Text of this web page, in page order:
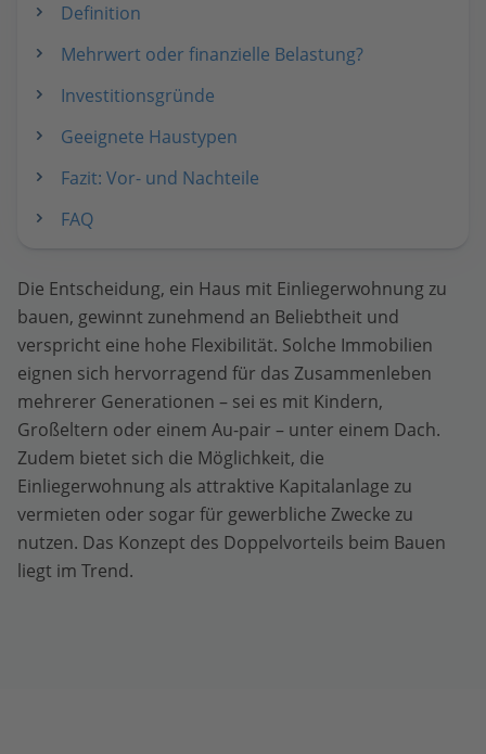
Definition
Mehrwert oder finanzielle Belastung?
Investitionsgründe
Geeignete Haustypen
Fazit: Vor- und Nachteile
FAQ
Die Entscheidung, ein Haus mit Einliegerwohnung zu
bauen, gewinnt zunehmend an Beliebtheit und
verspricht eine hohe Flexibilität. Solche Immobilien
eignen sich hervorragend für das Zusammenleben
mehrerer Generationen – sei es mit Kindern,
Großeltern oder einem Au-pair – unter einem Dach.
Zudem bietet sich die Möglichkeit, die
Einliegerwohnung als attraktive Kapitalanlage zu
vermieten oder sogar für gewerbliche Zwecke zu
nutzen. Das Konzept des Doppelvorteils beim Bauen
liegt im Trend.